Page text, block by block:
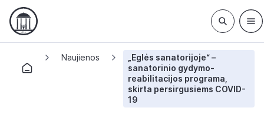
Naujienos
„Eglės sanatorijoje“ –
sanatorinio gydymo-
reabilitacijos programa,
skirta persirgusiems COVID-
19